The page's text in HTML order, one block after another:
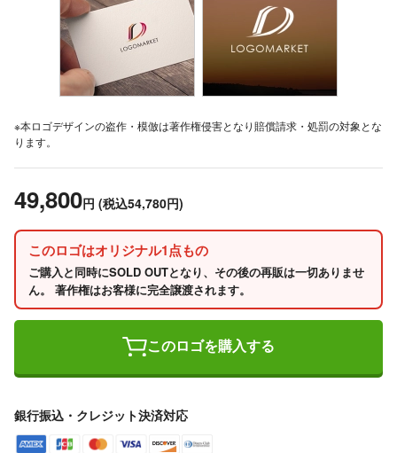
※本ロゴデザインの盗作・模倣は著作権侵害となり賠償請求・処罰の対象とな
ります。
49,800円 (税込54,780円)
このロゴはオリジナル1点もの
ご購入と同時にSOLD OUTとなり、その後の再販は一切ありませ
ん。 著作権はお客様に完全譲渡されます。
このロゴを購入する
銀行振込・クレジット決済対応